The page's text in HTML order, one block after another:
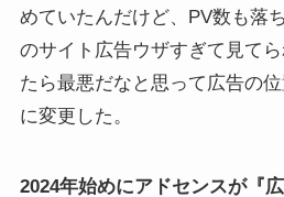
めていたんだけど、PV数も落
のサイト広告ウザすぎて見て
たら最悪だなと思って広告の
に変更した。
2024年始めにアドセンスが『